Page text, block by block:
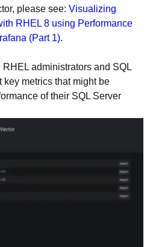
please see: Visualizing
RHEL 8 using Performance
(Part 1).
administrators and SQL
key metrics that might be
of their SQL Server